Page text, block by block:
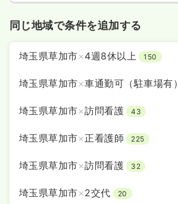
同じ地域で条件を追加する
埼玉県草加市×4週8休以上 150
埼玉県草加市×車通勤可（駐車場有）
埼玉県草加市×訪問看護 43
埼玉県草加市×正看護師 225
埼玉県草加市×訪問看護 32
埼玉県草加市×2交代 20